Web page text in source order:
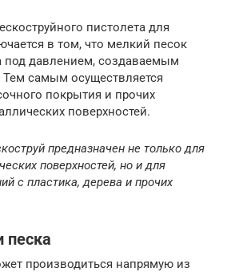
пистолета для
в том, что мелкий песок
под давлением, создаваемым
самым осуществляется
покрытия и прочих
поверхностей.
предназначен не только для
поверхностей, но и для
с пластика, дерева и прочих
песка
производиться напрямую из